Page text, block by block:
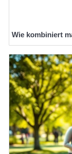
Wie kombiniert